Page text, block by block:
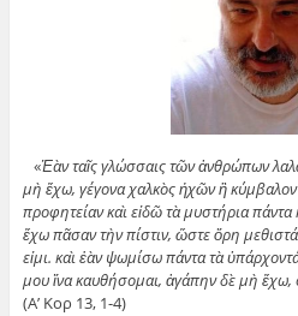
«Ἐὰν ταῖς γλώσσαις τῶν ἀνθρώπων
μὴ ἔχω, γέγονα χαλκὸς ἠχῶν ἢ κύμβαλον
προφητείαν καὶ εἰδῶ τὰ μυστήρια
ἔχω πᾶσαν τὴν πίστιν, ὥστε ὄρη
εἰμι. καὶ ἐὰν ψωμίσω πάντα τὰ
μου ἵνα καυθήσομαι, ἀγάπην δὲ μὴ
(Α’ Κορ 13, 1-4)